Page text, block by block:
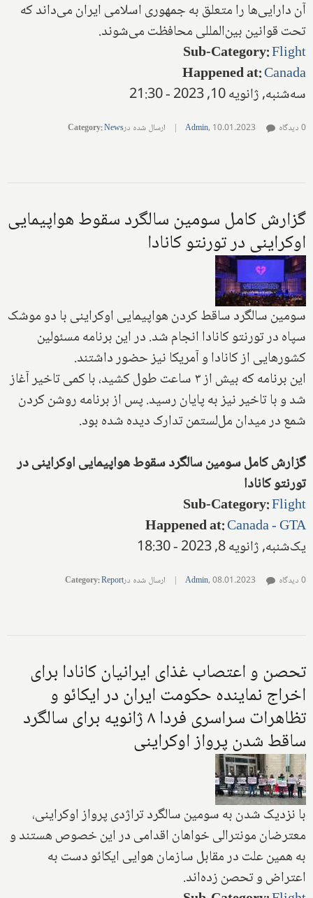
آن دارایی‌ها را متعلق به جمهوری اسلامی ایران می‌داند که
تحت قوانین بین‌المللی محافظت می‌شوند.
Sub-Category:Flight
Happened at:Canada
سه‌شنبه, ژانویه 10, 2023 - 21:30
Admin, 10.01.2023
| ارسال شده در Category:News 0 دیدگاه
گزارش کامل سومین سالگرد سقوط هواپیمایی
اوکراینی در تورنتو کانادا
سومین سالگرد ساقط کردن هواپیمایی اوکراینی با دو موشک
سپاه در تورنتو کانادا انجام شد. در این برنامه مسئولین
کشورهایی از کانادا و آمریکا نیز حضور داشتند.
این برنامه که بیش از ۳ ساعت طول کشید، با کمی تاخیر آغاز
شد و با تاخیر نیز به پایان رسید. پس از برنامه روشن کردن
شمع در میدان مل‌لستمن تدارک دیده شده بود.
گزارش کامل سومین سالگرد سقوط هواپیمایی اوکراینی در
تورنتو کانادا
Sub-Category:Flight
Happened at:Canada - GTA
یک‌شنبه, ژانویه 8, 2023 - 18:30
Admin,08.01.2023
| ارسال شده در Category:Report 0 دیدگاه
تحصن و اعتصاب غذای ایرانیان کانادا برای
اخراج نماینده حکومت ایران در ایکائو و
تظاهرات سراسری فردا ۸ ژانویه برای سالگرد
ساقط شدن پرواز اوکراینی
با نزدیک شدن به سومین سالگرد تراژدی پرواز اوکراینی،
معترضان مونترالی خواهان اقدامی در این خصوص‌ هستند و
به همین علت در مقابل سازمان هوایی ایکائو دست به
اعتراض و تحصن زده‌اند.